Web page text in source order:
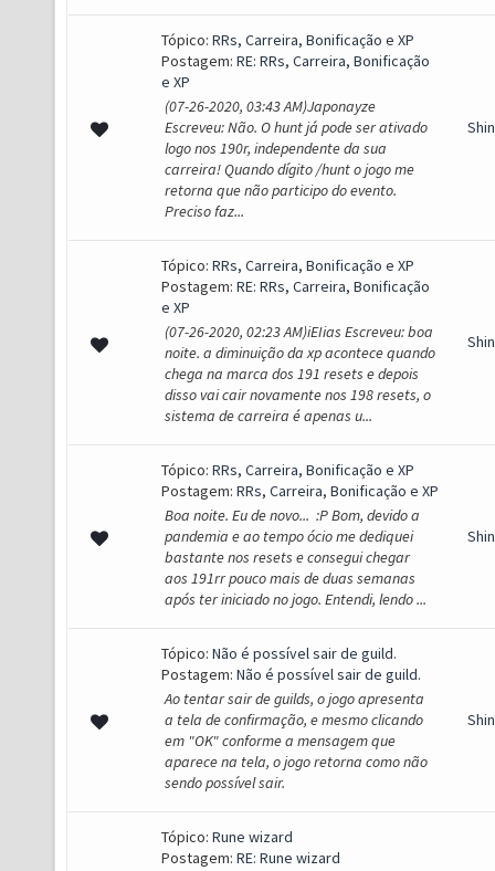
Tópico: RRs, Carreira, Bonificação e XP
Postagem: RE: RRs, Carreira, Bonificação
e XP
(07-26-2020, 03:43 AM)Japonayze
Escreveu: Não. O hunt já pode ser ativado
logo nos 190r, independente da sua
carreira! Quando dígito /hunt o jogo me
retorna que não participo do evento.
Preciso faz...
Tópico: RRs, Carreira, Bonificação e XP
Postagem: RE: RRs, Carreira, Bonificação
e XP
(07-26-2020, 02:23 AM)iEIias Escreveu: boa
noite. a diminuição da xp acontece quando
chega na marca dos 191 resets e depois
disso vai cair novamente nos 198 resets, o
sistema de carreira é apenas u...
Tópico: RRs, Carreira, Bonificação e XP
Postagem: RRs, Carreira, Bonificação e XP
Boa noite. Eu de novo... :P Bom, devido a
pandemia e ao tempo ócio me dediquei
bastante nos resets e consegui chegar
aos 191rr pouco mais de duas semanas
após ter iniciado no jogo. Entendi, lendo ...
Tópico: Não é possível sair de guild.
Postagem: Não é possível sair de guild.
Ao tentar sair de guilds, o jogo apresenta
a tela de confirmação, e mesmo clicando
em "OK" conforme a mensagem que
aparece na tela, o jogo retorna como não
sendo possível sair.
Tópico: Rune wizard
Postagem: RE: Rune wizard